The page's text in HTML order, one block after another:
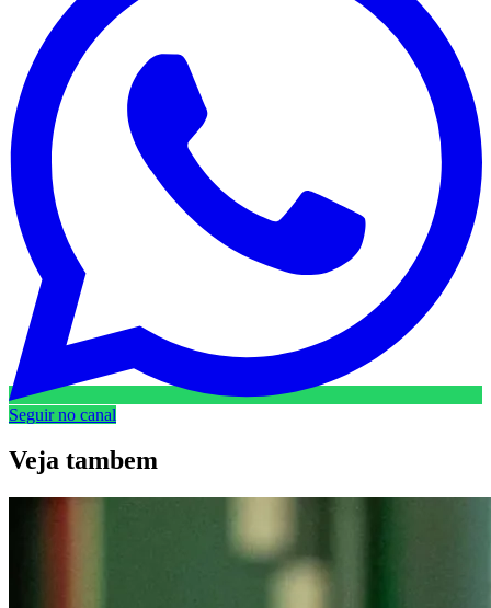
Seguir no canal
Veja tambem